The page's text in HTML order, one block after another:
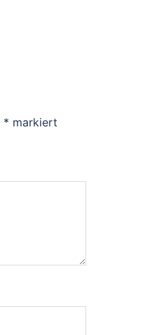
* markiert